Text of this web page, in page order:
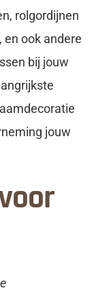
rolgordijnen
en ook andere
bij jouw
jouw